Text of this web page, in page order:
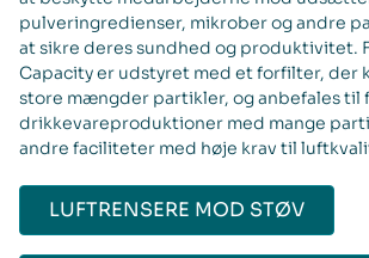
pulveringredienser, mikrober og andre
at sikre deres sundhed og produktivitet.
Capacity er udstyret med et forfilter, der
store mængder partikler, og anbefales til
drikkevareproduktioner med mange
andre faciliteter med høje krav til
LUFTRENSERE MOD STØV